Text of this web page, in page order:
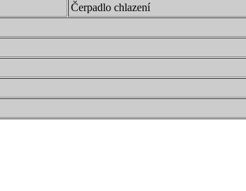
Čerpadlo chlazení